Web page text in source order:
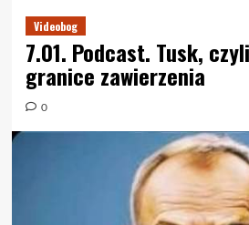
Videobog
7.01. Podcast. Tusk,
granice zawierzenia
0